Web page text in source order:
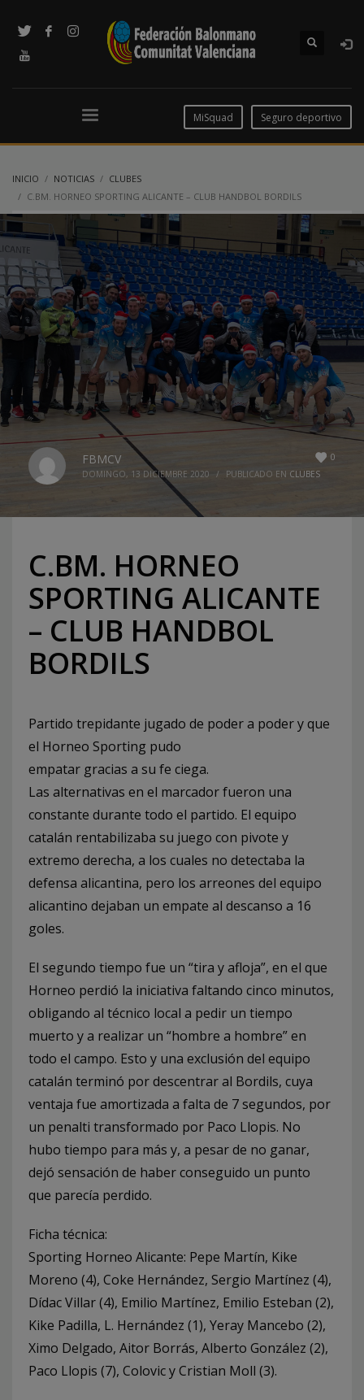
MiSquad Seguro deportivo
INICIO NOTICIAS
CLUBES
C.BM. HORNEO SPORTING ALICANTE – CLUB HANDBOL BORDILS
0
FBMCV
DOMINGO, 13 DICIEMBRE 2020 / PUBLICADO EN CLUBES
C.BM. HORNEO
SPORTING ALICANTE
– CLUB HANDBOL
BORDILS
Partido trepidante jugado de poder a poder y que
el Horneo Sporting pudo
empatar gracias a su fe ciega.
Las alternativas en el marcador fueron una
constante durante todo el partido. El equipo
catalán rentabilizaba su juego con pivote y
extremo derecha, a los cuales no detectaba la
defensa alicantina, pero los arreones del equipo
alicantino dejaban un empate al descanso a 16
goles.
El segundo tiempo fue un “tira y afloja”, en el que
Horneo perdió la iniciativa faltando cinco minutos,
obligando al técnico local a pedir un tiempo
muerto y a realizar un “hombre a hombre” en
todo el campo. Esto y una exclusión del equipo
catalán terminó por descentrar al Bordils, cuya
ventaja fue amortizada a falta de 7 segundos, por
un penalti transformado por Paco Llopis. No
hubo tiempo para más y, a pesar de no ganar,
dejó sensación de haber conseguido un punto
que parecía perdido.
Ficha técnica:
Sporting Horneo Alicante: Pepe Martín, Kike
Moreno (4), Coke Hernández, Sergio Martínez (4),
Dídac Villar (4), Emilio Martínez, Emilio Esteban (2),
Kike Padilla, L. Hernández (1), Yeray Mancebo (2),
Ximo Delgado, Aitor Borrás, Alberto González (2),
Paco Llopis (7), Colovic y Cristian Moll (3).